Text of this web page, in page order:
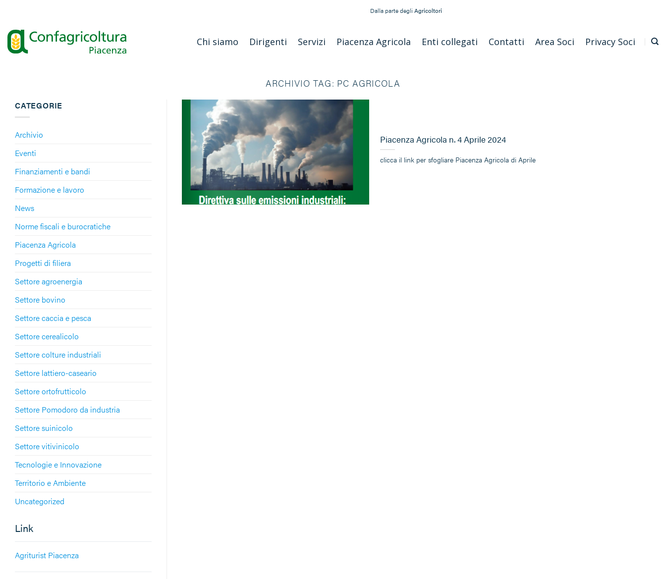
contenuti
Dalla parte degli Agricoltori
Chi siamo Dirigenti Servizi Piacenza Agricola Enti collegati Contatti Area Soci Privacy Soci
ARCHIVIO TAG: PC AGRICOLA
CATEGORIE
Archivio
Eventi
Finanziamenti e bandi
Formazione e lavoro
News
Norme fiscali e burocratiche
Piacenza Agricola
Progetti di filiera
Settore agroenergia
Settore bovino
Settore caccia e pesca
Settore cerealicolo
Settore colture industriali
Settore lattiero-caseario
Settore ortofrutticolo
Settore Pomodoro da industria
Settore suinicolo
Settore vitivinicolo
Tecnologie e Innovazione
Territorio e Ambiente
Uncategorized
Link
Agriturist Piacenza
Piacenza Agricola n. 4 Aprile 2024
clicca il link per sfogliare Piacenza Agricola di Aprile